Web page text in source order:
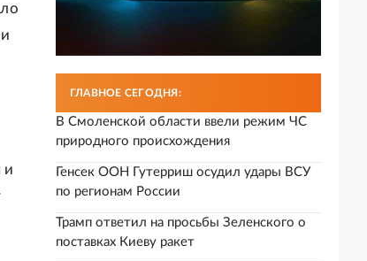
и
ГЛАВНОЕ СЕГОДНЯ:
В Смоленской области ввели режим ЧС
природного происхождения
Генсек ООН Гутерриш осудил удары ВСУ
по регионам России
Трамп ответил на просьбы Зеленского о
поставках Киеву ракет